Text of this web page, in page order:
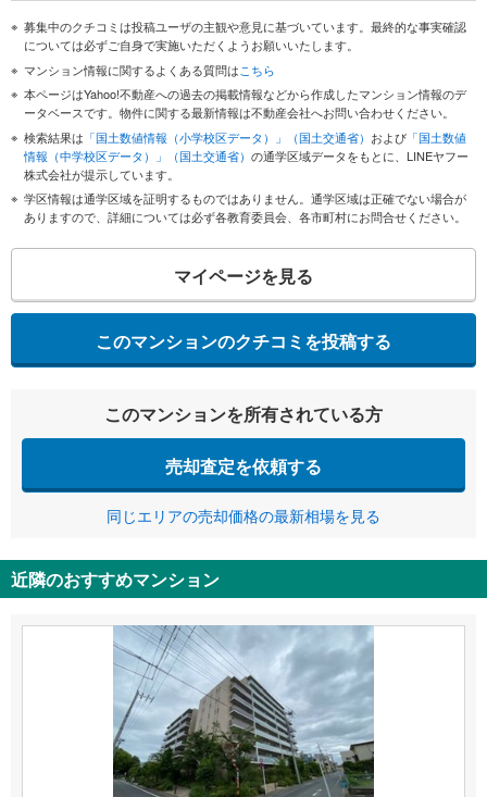
募集中のクチコミは投稿ユーザの主観や意見に基づいています。最終的な事実確認
については必ずご自身で実施いただくようお願いいたします。
マンション情報に関するよくある質問はこちら
本ページはYahoo!不動産への過去の掲載情報などから作成したマンション情報のデ
ータベースです。物件に関する最新情報は不動産会社へお問い合わせください。
検索結果は 「国土数値情報（小学校区データ）」（国土交通省） および 「国土数値
情報（中学校区データ）」（国土交通省） の通学区域データをもとに、LINEヤフー
株式会社が提示しています。
学区情報は通学区域を証明するものではありません。通学区域は正確でない場合が
ありますので、詳細については必ず各教育委員会、各市町村にお問合せください。
マイページを見る
このマンションのクチコミを投稿する
このマンションを所有されている方
売却査定を依頼する
同じエリアの売却価格の最新相場を見る
近隣のおすすめマンション